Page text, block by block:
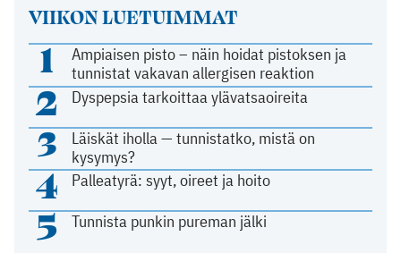
VIIKON LUETUIMMAT
1
Ampiaisen pisto – näin hoidat pistoksen ja
tunnistat vakavan allergisen reaktion
2 Dyspepsia tarkoittaa ylävatsaoireita
3
Läiskät iholla — tunnistatko, mistä on
kysymys?
4 Palleatyrä: syyt, oireet ja hoito
5 Tunnista punkin pureman jälki